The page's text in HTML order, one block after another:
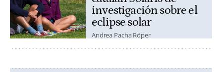
investigación sobre el
eclipse solar
Andrea Pacha Röper